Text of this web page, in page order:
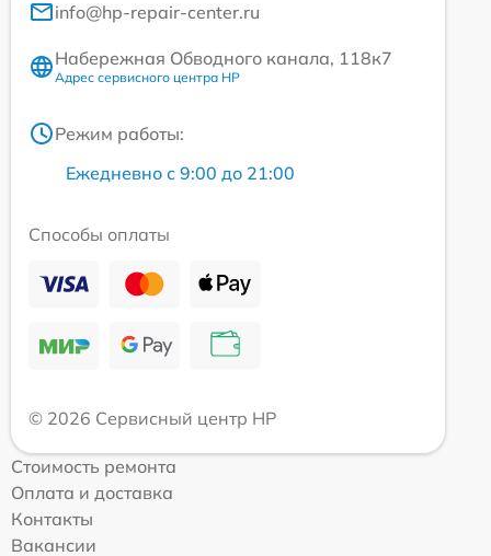
info@hp-repair-center.ru
Набережная Обводного канала, 118к7
Адрес сервисного центра HP
Режим работы:
Ежедневно с 9:00 до 21:00
Способы оплаты
© 2026 Сервисный центр HP
Стоимость ремонта
Оплата и доставка
Контакты
Вакансии